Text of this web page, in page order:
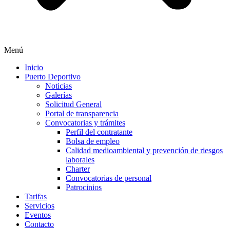
Menú
Inicio
Puerto Deportivo
Noticias
Galerías
Solicitud General
Portal de transparencia
Convocatorias y trámites
Perfil del contratante
Bolsa de empleo
Calidad medioambiental y prevención de riesgos
laborales
Charter
Convocatorias de personal
Patrocinios
Tarifas
Servicios
Eventos
Contacto